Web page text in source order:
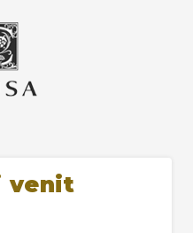
venit